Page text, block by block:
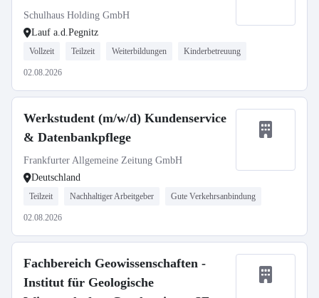
Schulhaus Holding GmbH
Lauf a.d.Pegnitz
Vollzeit Teilzeit Weiterbildungen Kinderbetreuung
02.08.2026
Werkstudent (m/w/d) Kundenservice
& Datenbankpflege
Frankfurter Allgemeine Zeitung GmbH
Deutschland
Teilzeit Nachhaltiger Arbeitgeber Gute Verkehrsanbindung
02.08.2026
Fachbereich Geowissenschaften -
Institut für Geologische